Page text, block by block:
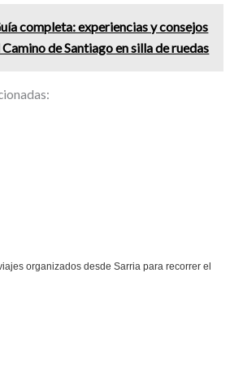
completa: experiencias y consejos
de Santiago en silla de ruedas
organizados desde Sarria para recorrer el